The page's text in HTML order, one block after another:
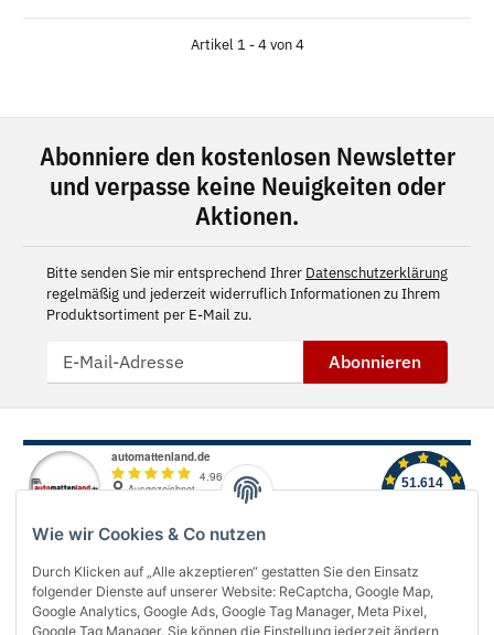
Wie wir Cookies & Co nutzen
Durch Klicken auf „Alle akzeptieren“ gestatten Sie den Einsatz
folgender Dienste auf unserer Website: ReCaptcha, Google Map,
Google Analytics, Google Ads, Google Tag Manager, Meta Pixel,
Google Tag Manager. Sie können die Einstellung jederzeit ändern
Artikel 1 - 4 von 4
Abonniere den kostenlosen Newsletter
und verpasse keine Neuigkeiten oder
Aktionen.
Bitte senden Sie mir entsprechend Ihrer Datenschutzerklärung
regelmäßig und jederzeit widerruflich Informationen zu Ihrem
Produktsortiment per E-Mail zu.
Abonnieren
Über uns